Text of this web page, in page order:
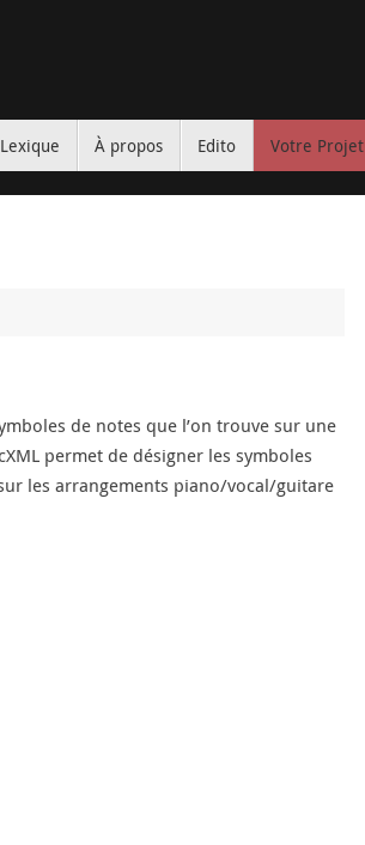
Lexique À propos Edito Votre Projet
de notes que l’on trouve sur une
permet de désigner les symboles
les arrangements piano/vocal/guitare